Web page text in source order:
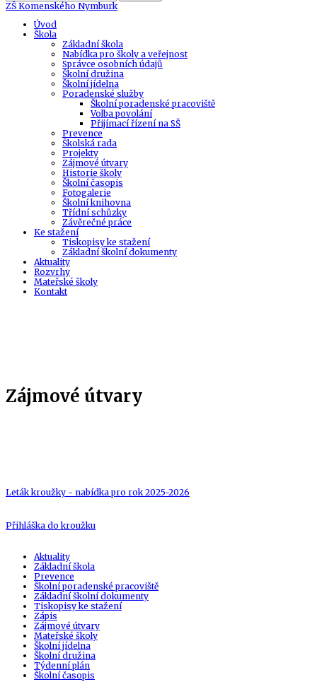
ZŠ Komenského Nymburk
Úvod
Škola
Základní škola
Nabídka pro školy a veřejnost
Správce osobních údajů
Školní družina
Školní jídelna
Poradenské služby
Školní poradenské pracoviště
Volba povolání
Přijímací řízení na SŠ
Prevence
Školská rada
Projekty
Zájmové útvary
Historie školy
Školní časopis
Fotogalerie
Školní knihovna
Třídní schůzky
Závěrečné práce
Ke stažení
Tiskopisy ke stažení
Základní školní dokumenty
Aktuality
Rozvrhy
Mateřské školy
Kontakt
Zájmové útvary
Leták kroužky - nabídka pro rok 2025-2026
Přihláška do kroužku
Aktuality
Základní škola
Prevence
Školní poradenské pracoviště
Základní školní dokumenty
Tiskopisy ke stažení
Zápis
Zájmové útvary
Mateřské školy
Školní jídelna
Školní družina
Týdenní plán
Školní časopis